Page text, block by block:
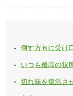
倒す方向に受け
いつも最高の状
切れ味を復活さ